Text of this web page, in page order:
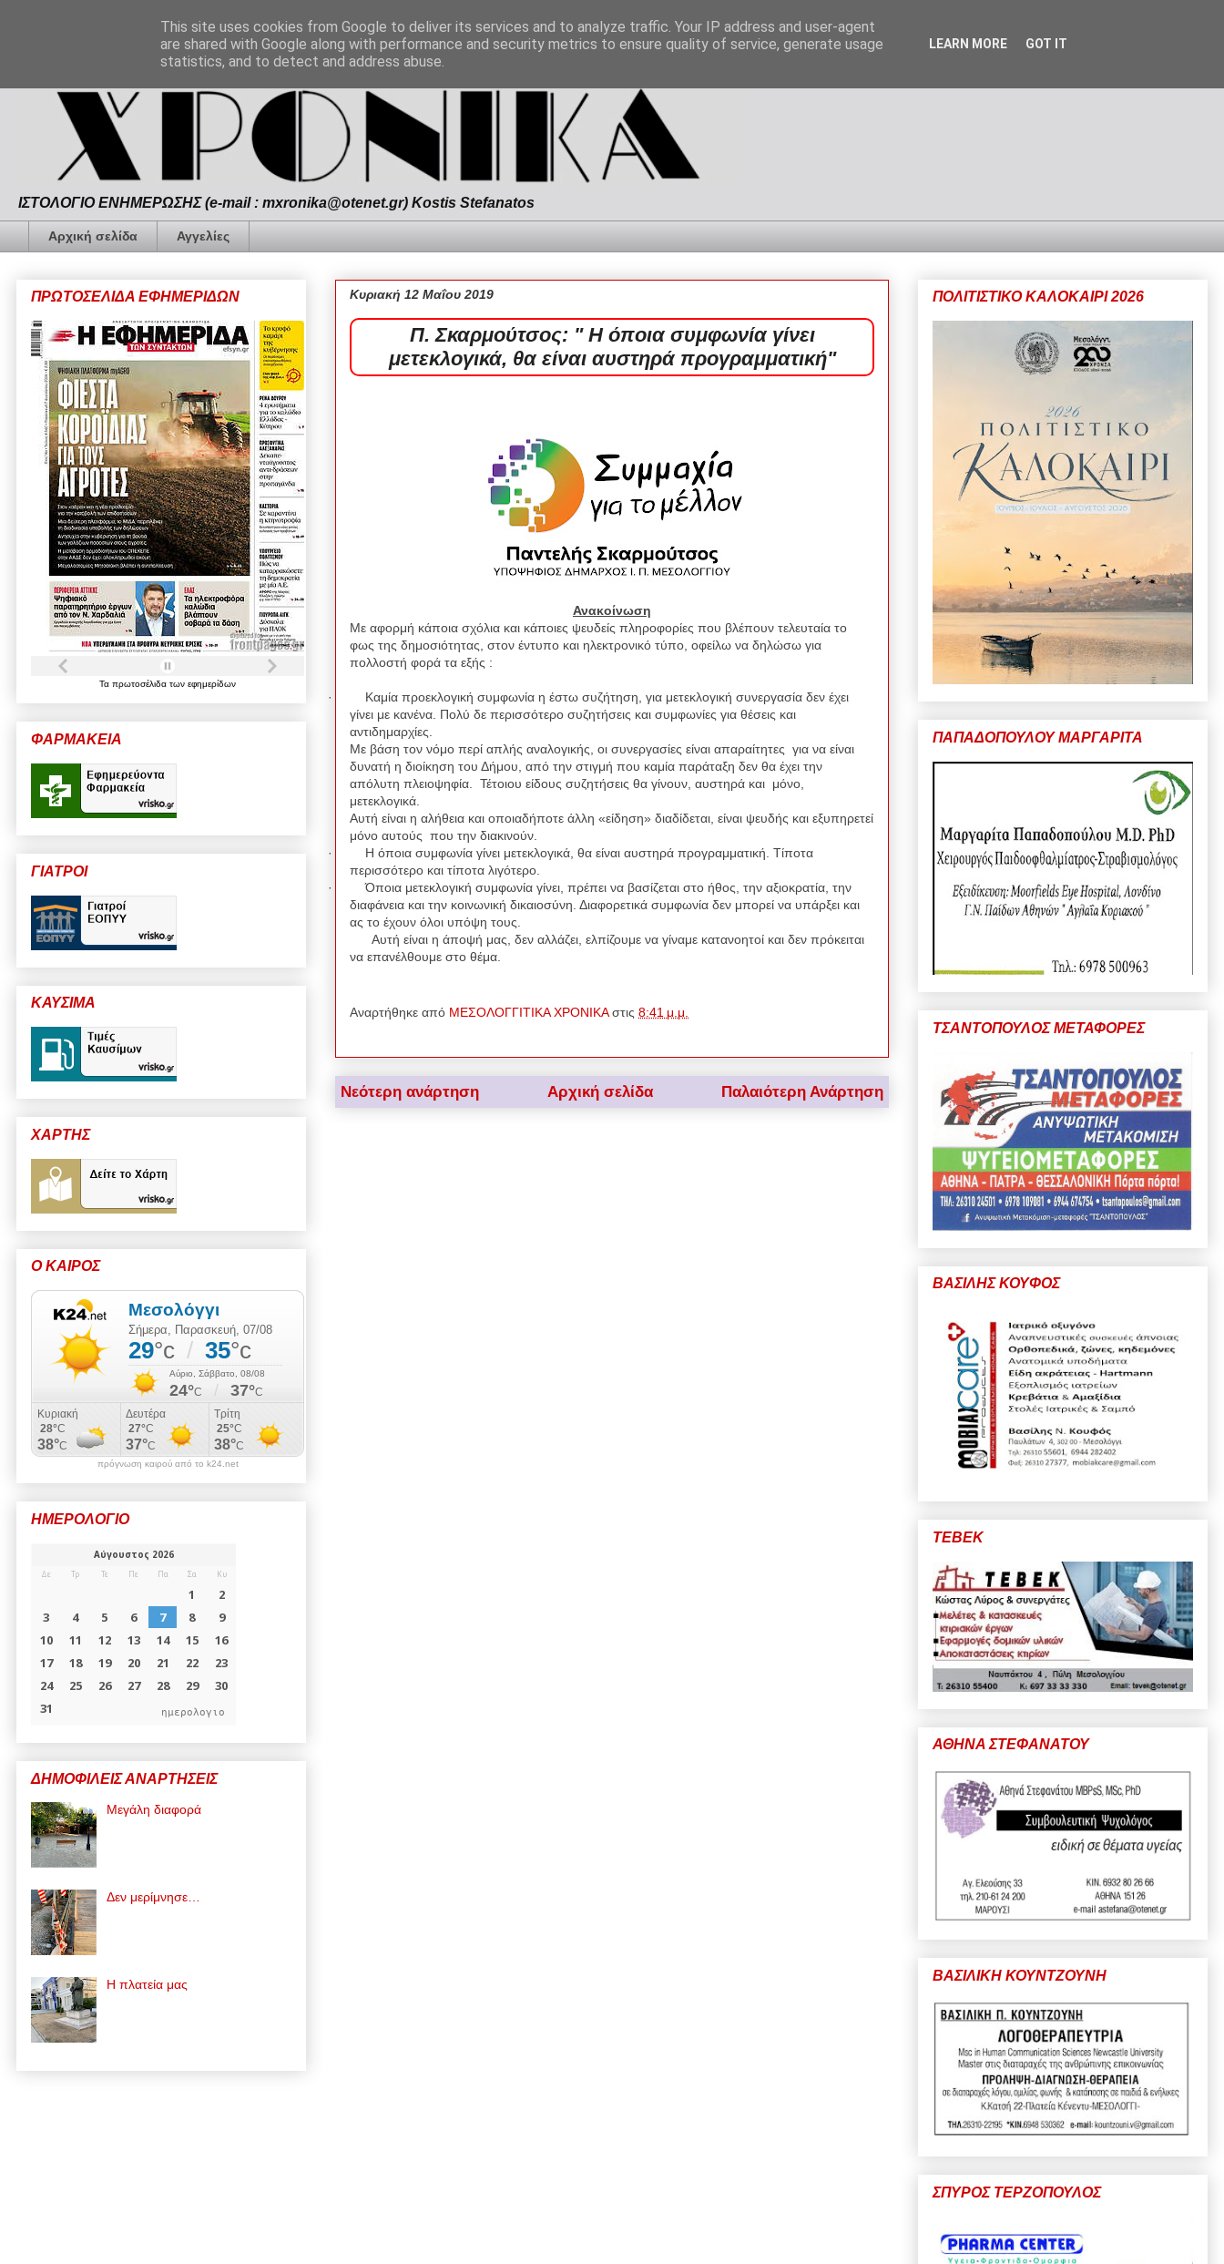
ΙΣΤΟΛΟΓΙΟ ΕΝΗΜΕΡΩΣΗΣ (e-mail : mxronika@otenet.gr) Kostis Stefanatos
Αρχική σελίδα Αγγελίες
Κυριακή 12 Μαΐου 2019
Π. Σκαρμούτσος: " Η όποια συμφωνία γίνει
μετεκλογικά, θα είναι αυστηρά προγραμματική"
Ανακοίνωση
Με αφορμή κάποια σχόλια και κάποιες ψευδείς πληροφορίες που βλέπουν τελευταία το
φως της δημοσιότητας, στον έντυπο και ηλεκτρονικό τύπο, οφείλω να δηλώσω για
πολλοστή φορά τα εξής :
·
Καμία προεκλογική συμφωνία η έστω συζήτηση, για μετεκλογική συνεργασία δεν έχει
γίνει με κανένα. Πολύ δε περισσότερο συζητήσεις και συμφωνίες για θέσεις και
αντιδημαρχίες.
Με βάση τον νόμο περί απλής αναλογικής, οι συνεργασίες είναι απαραίτητες για να είναι
δυνατή η διοίκηση του Δήμου, από την στιγμή που καμία παράταξη δεν θα έχει την
απόλυτη πλειοψηφία.
Τέτοιου είδους συζητήσεις θα γίνουν, αυστηρά και μόνο,
μετεκλογικά.
Αυτή είναι η αλήθεια και οποιαδήποτε άλλη «είδηση» διαδίδεται, είναι ψευδής και εξυπηρετεί
μόνο αυτούς που την διακινούν.
·
Η όποια συμφωνία γίνει μετεκλογικά, θα είναι αυστηρά προγραμματική. Τίποτα
περισσότερο και τίποτα λιγότερο.
·
Όποια μετεκλογική συμφωνία γίνει, πρέπει να βασίζεται στο ήθος, την αξιοκρατία, την
διαφάνεια και την κοινωνική δικαιοσύνη. Διαφορετικά συμφωνία δεν μπορεί να υπάρξει και
ας το έχουν όλοι υπόψη τους.
Αυτή είναι η άποψή μας, δεν αλλάζει, ελπίζουμε να γίναμε κατανοητοί και δεν πρόκειται
να επανέλθουμε στο θέμα.
Αναρτήθηκε από ΜΕΣΟΛΟΓΓΙΤΙΚΑ ΧΡΟΝΙΚΑ στις 8:41 μ.μ.
Νεότερη ανάρτηση Παλαιότερη Ανάρτηση
Αρχική σελίδα
ΠΡΩΤΟΣΕΛΙΔΑ ΕΦΗΜΕΡΙΔΩΝ
Τα πρωτοσέλιδα των εφημερίδων
ΦΑΡΜΑΚΕΙΑ
ΓΙΑΤΡΟΙ
ΚΑΥΣΙΜΑ
ΧΑΡΤΗΣ
Ο ΚΑΙΡΟΣ
πρόγνωση καιρού από το k24.net
ΗΜΕΡΟΛΟΓΙΟ
ημερολογιο
ΔΗΜΟΦΙΛΕΙΣ ΑΝΑΡΤΗΣΕΙΣ
Μεγάλη διαφορά
Δεν μερίμνησε…
Η πλατεία μας
ΠΟΛΙΤΙΣΤΙΚΟ ΚΑΛΟΚΑΙΡΙ 2026
ΠΑΠΑΔΟΠΟΥΛΟΥ ΜΑΡΓΑΡΙΤΑ
ΤΣΑΝΤΟΠΟΥΛΟΣ ΜΕΤΑΦΟΡΕΣ
ΒΑΣΙΛΗΣ ΚΟΥΦΟΣ
ΤΕΒΕΚ
ΑΘΗΝΑ ΣΤΕΦΑΝΑΤΟΥ
ΒΑΣΙΛΙΚΗ ΚΟΥΝΤΖΟΥΝΗ
ΣΠΥΡΟΣ ΤΕΡΖΟΠΟΥΛΟΣ
This site uses cookies from Google to deliver its services and to analyze traffic. Your IP address and user-agent
are shared with Google along with performance and security metrics to ensure quality of service, generate usage
statistics, and to detect and address abuse.
LEARN MORE GOT IT